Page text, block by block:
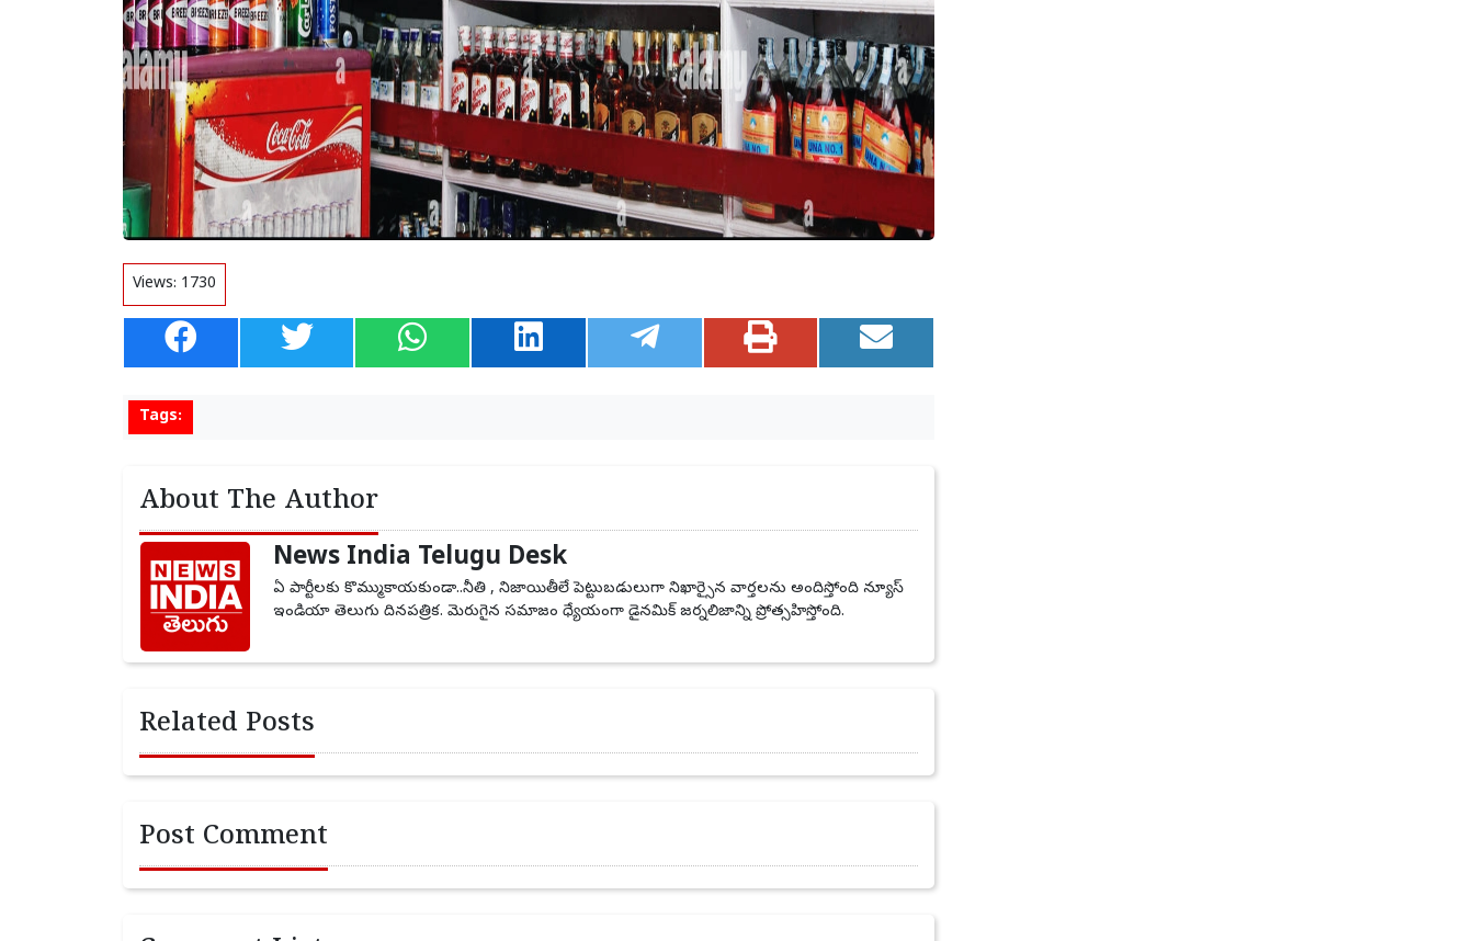
Views: 1730
Tags:
About The Author
News India Telugu Desk
ఏ పార్టీలకు కొమ్ముకాయకుండా..నీతి , నిజాయితీలే పెట్టుబడులుగా నిఖార్సైన వార్తలను అందిస్తోంది న్యూస్
ఇండియా తెలుగు దినపత్రిక. మెరుగైన సమాజం ధ్యేయంగా డైనమిక్ జర్నలిజాన్ని ప్రోత్సహిస్తోంది.
Related Posts
Post Comment